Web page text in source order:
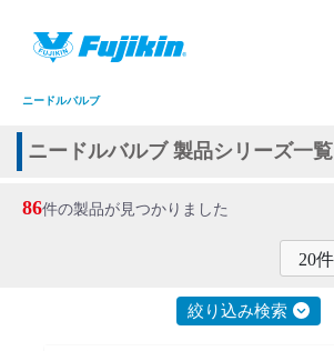
バルブ・継手・システムを探す
製品カタログダウンロード
ニードルバルブ
ニードルバルブ 製品シリーズ一覧
86件の製品が見つかりました
絞り込み検索